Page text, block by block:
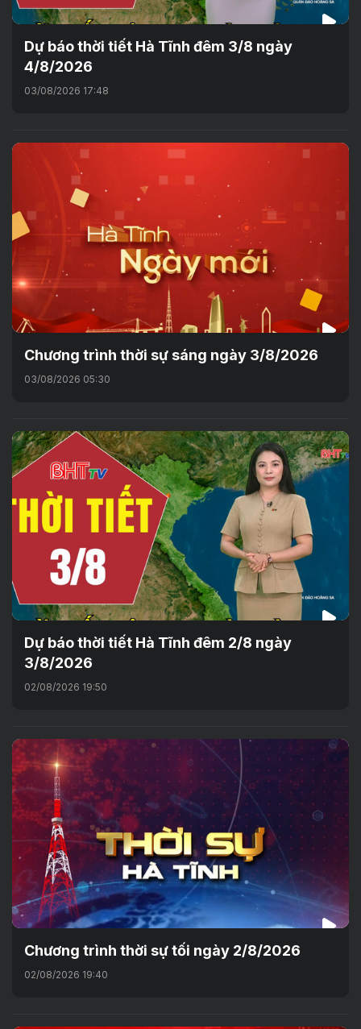
Dự báo thời tiết Hà Tĩnh đêm 3/8 ngày
4/8/2026
03/08/2026 17:48
Chương trình thời sự sáng ngày 3/8/2026
03/08/2026 05:30
Dự báo thời tiết Hà Tĩnh đêm 2/8 ngày
3/8/2026
02/08/2026 19:50
Chương trình thời sự tối ngày 2/8/2026
02/08/2026 19:40